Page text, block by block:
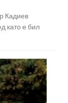
Кадиев
като е бил